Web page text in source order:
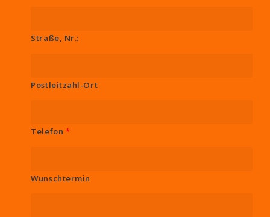
Straße, Nr.:
Postleitzahl-Ort
Telefon *
Wunschtermin